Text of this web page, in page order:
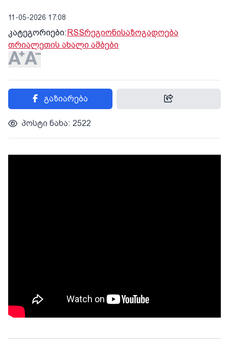
11-05-2026 17:08
კატეგორიები:RSSრეგიონისაზოგადოება
თრიალეთის ახალი ამბები
გაზიარება
პოსტი ნახა: 2522